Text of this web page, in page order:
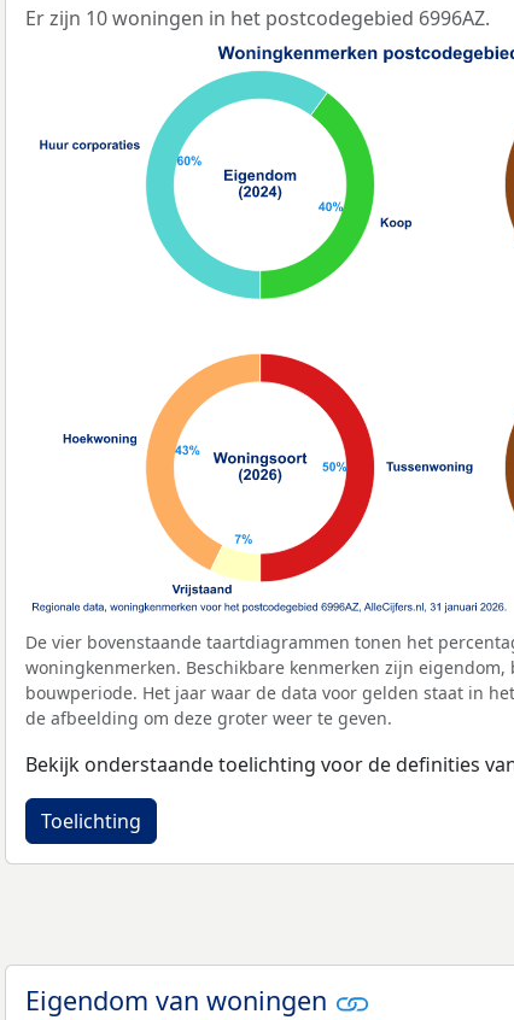
Er zijn 10 woningen in het postcodegebied 6996AZ.
De vier bovenstaande taartdiagrammen tonen het
woningkenmerken. Beschikbare kenmerken zijn
bouwperiode. Het jaar waar de data voor gelden staat in
de afbeelding om deze groter weer te geven.
Bekijk onderstaande toelichting voor de definities
Toelichting
Eigendom van woningen